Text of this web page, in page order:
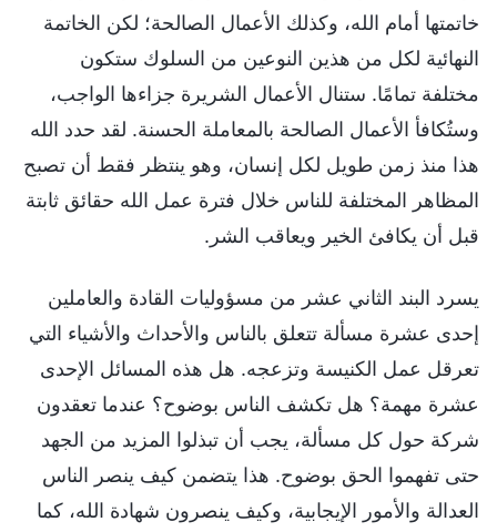
خاتمتها أمام الله، وكذلك الأعمال الصالحة؛ لكن الخاتمة
النهائية لكل من هذين النوعين من السلوك ستكون
مختلفة تمامًا. ستنال الأعمال الشريرة جزاءها الواجب،
وستُكافأ الأعمال الصالحة بالمعاملة الحسنة. لقد حدد الله
هذا منذ زمن طويل لكل إنسان، وهو ينتظر فقط أن تصبح
المظاهر المختلفة للناس خلال فترة عمل الله حقائق ثابتة
قبل أن يكافئ الخير ويعاقب الشر.
يسرد البند الثاني عشر من مسؤوليات القادة والعاملين
إحدى عشرة مسألة تتعلق بالناس والأحداث والأشياء التي
تعرقل عمل الكنيسة وتزعجه. هل هذه المسائل الإحدى
عشرة مهمة؟ هل تكشف الناس بوضوح؟ عندما تعقدون
شركة حول كل مسألة، يجب أن تبذلوا المزيد من الجهد
حتى تفهموا الحق بوضوح. هذا يتضمن كيف ينصر الناس
العدالة والأمور الإيجابية، وكيف ينصرون شهادة الله، كما